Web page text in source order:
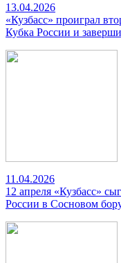
13.04.2026
«Кузбасс» проиграл
Кубка России и
11.04.2026
12 апреля «Кузбасс»
России в Сосновом